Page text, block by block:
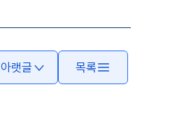
아랫글 목록